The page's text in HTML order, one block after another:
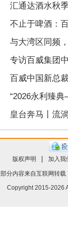
汇通达酒水秋
不止于啤酒：
与大湾区同频
专访百威集团
百威中国新总
“2026永利臻
皇台奔马丨流
版权声明 | 加入我
分内容来自互联网转
Copyright 2015-2026